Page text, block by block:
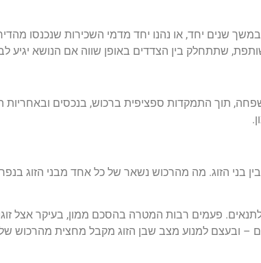
שנים יחד, או נהנו יחד מדמי השכירות שנכנסו
שתתחלק בין הצדדים באופן שווה אם הנושא יגיע
תוך התמקדות ספציפית ברכוש, בנכסים ובאחריות
בני הזוג. מה מהרכוש נשאר של כל אחד מבני הזוג
פעמים רבות המטרה בהסכם ממון, בעיקר אצל
– ובעצם למנוע מצב שבן הזוג מקבל מחצית מהרכוש של